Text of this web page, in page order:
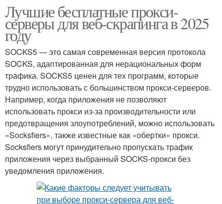
Лучшие бесплатные прокси-
серверы для веб-скрапинга в 2025
году
SOCKS5 — это самая современная версия протокола
SOCKS, адаптированная для нерациональных форм
трафика. SOCKS5 ценен для тех программ, которые
трудно использовать с большинством прокси-серверов.
Например, когда приложения не позволяют
использовать прокси из-за производительности или
предотвращения злоупотреблений, можно использовать
«Socksfiers», также известные как «обертки» прокси.
Socksfiers могут принудительно пропускать трафик
приложения через выбранный SOCKS-прокси без
уведомления приложения.